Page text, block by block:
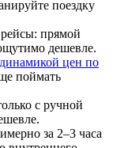
поездку
прямой
дешевле.
динамикой цен по
поймать
с ручной
за 2–3 часа